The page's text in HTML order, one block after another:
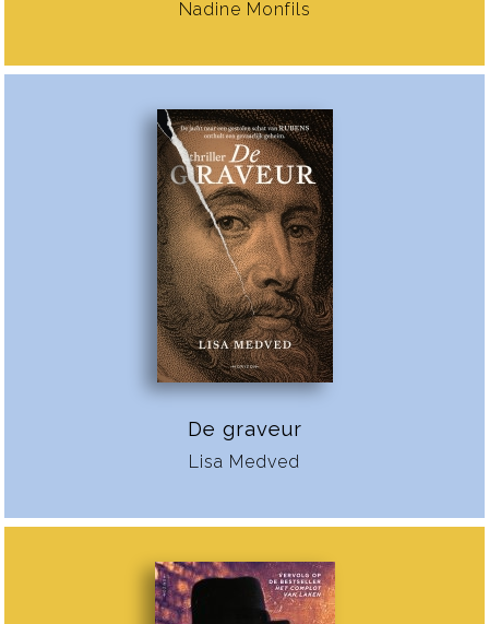
Nadine Monfils
De graveur
Lisa Medved